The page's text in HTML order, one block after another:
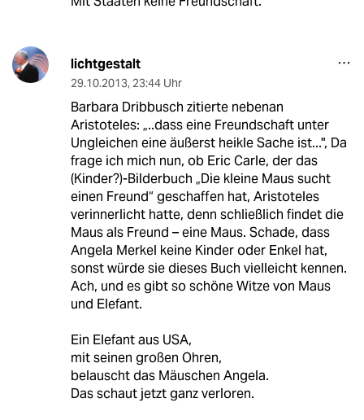
lichtgestalt
29.10.2013, 23:44 Uhr
Barbara Dribbusch zitierte nebenan
Aristoteles: „..dass eine Freundschaft unter
Ungleichen eine äußerst heikle Sache ist...", Da
frage ich mich nun, ob Eric Carle, der das
(Kinder?)-Bilderbuch „Die kleine Maus sucht
einen Freund“ geschaffen hat, Aristoteles
verinnerlicht hatte, denn schließlich findet die
Maus als Freund – eine Maus. Schade, dass
Angela Merkel keine Kinder oder Enkel hat,
sonst würde sie dieses Buch vielleicht kennen.
Ach, und es gibt so schöne Witze von Maus
und Elefant.
Ein Elefant aus USA,
mit seinen großen Ohren,
belauscht das Mäuschen Angela.
Das schaut jetzt ganz verloren.